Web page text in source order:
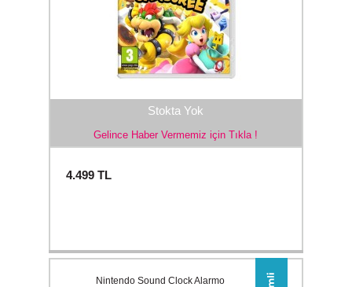
Stokta Yok
Gelince Haber Vermemiz için Tıkla !
4.499TL
Nintendo Sound Clock Alarmo